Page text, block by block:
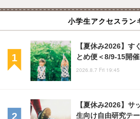
小学生アクセスラン
【夏休み2026】す
とめ便＜8/9-15開催
2026.8.7 Fri 19:45
【夏休み2026】サ
生向け自由研究テ